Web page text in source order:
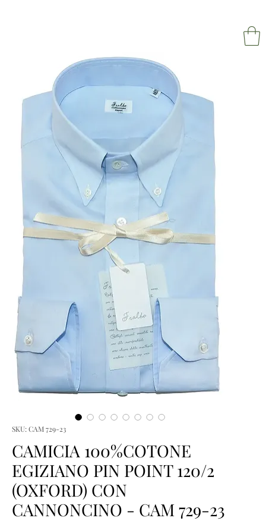
SKU: CAM 729-23
CAMICIA 100%COTONE
EGIZIANO PIN POINT 120/2
(OXFORD) CON
CANNONCINO - CAM 729-23